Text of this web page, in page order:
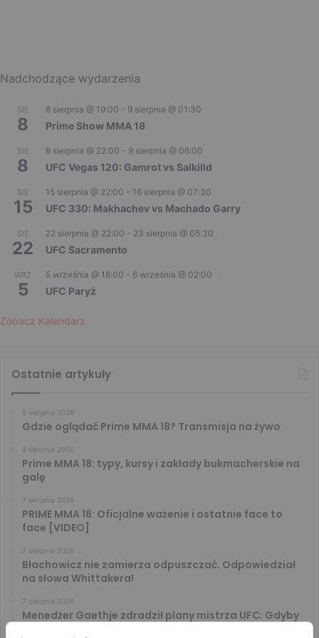
Nadchodzące wydarzenia
SIE
8
8 sierpnia @ 19:00 - 9 sierpnia @ 01:30
Prime Show MMA 18
SIE
8
8 sierpnia @ 22:00 - 9 sierpnia @ 06:00
UFC Vegas 120: Gamrot vs Salkilld
SIE
15
15 sierpnia @ 22:00 - 16 sierpnia @ 07:30
UFC 330: Makhachev vs Machado Garry
SIE
22
22 sierpnia @ 22:00 - 23 sierpnia @ 05:30
UFC Sacramento
WRZ
5
5 września @ 18:00 - 6 września @ 02:00
UFC Paryż
Zobacz Kalendarz
Ostatnie artykuły
8 sierpnia 2026
Gdzie oglądać Prime MMA 18? Transmisja na żywo
8 sierpnia 2026
Prime MMA 18: typy, kursy i zakłady bukmacherskie na
galę
7 sierpnia 2026
PRIME MMA 18: Oficjalne ważenie i ostatnie face to
face [VIDEO]
7 sierpnia 2026
Błachowicz nie zamierza odpuszczać. Odpowiedział
na słowa Whittakera!
7 sierpnia 2026
Menedżer Gaethje zdradził plany mistrza UFC: Gdyby